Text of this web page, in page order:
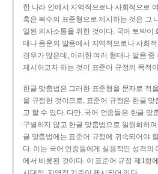
한 나라 안에서 지역적으로나 사회적으로
혹은 복수의 표준형으로 제시하는 것은 그
일된 의사소통을 위한 것이다. 국어 토박이
태나 음운의 발음에서 지역적으로나 사회
경우가 많은데, 이러한 여러 형태나 발음
제시하고자 하는 것이 표준어 규정의 목적
한글 맞춤법은 그러한 표준형을 문자로 적
을 규정한 것이므로, 표준어 규정은 한글
고 할 수 있다. 다만, 국어 언중들은 한글 맞
구별하지 않고 한글 맞춤법으로 일원화하
글 맞춤법에는 표준어 규정에 귀속되어야
다. 이는 국어 언중들에게 실용적인 성격의
에서 비롯된 것이다. 이 표준어 규정 제1항